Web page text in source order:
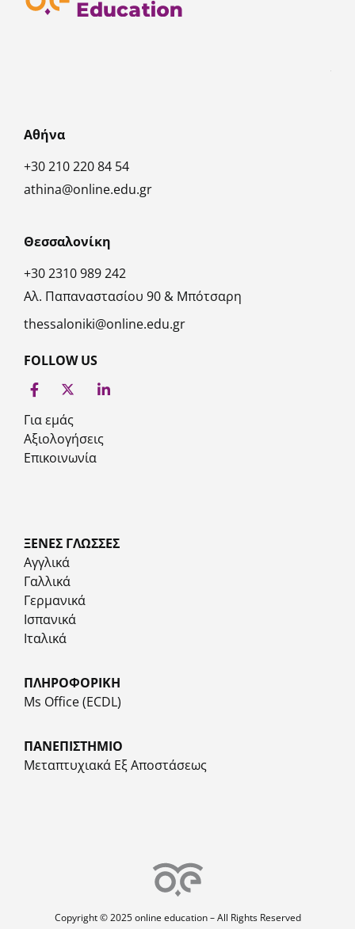
Αθήνα
+30 210 220 84 54
athina@online.edu.gr
Θεσσαλονίκη
+30 2310 989 242
Αλ. Παπαναστασίου 90 & Μπότσαρη
thessaloniki@online.edu.gr
FOLLOW US
Για εμάς
Αξιολογήσεις
Επικοινωνία
ΞΕΝΕΣ ΓΛΩΣΣΕΣ
Αγγλικά
Γαλλικά
Γερμανικά
Ισπανικά
Ιταλικά
ΠΛΗΡΟΦΟΡΙΚΗ
Ms Office (ECDL)
ΠΑΝΕΠΙΣΤΗΜΙΟ
Μεταπτυχιακά Εξ Αποστάσεως
Copyright © 2025 online education – All Rights Reserved